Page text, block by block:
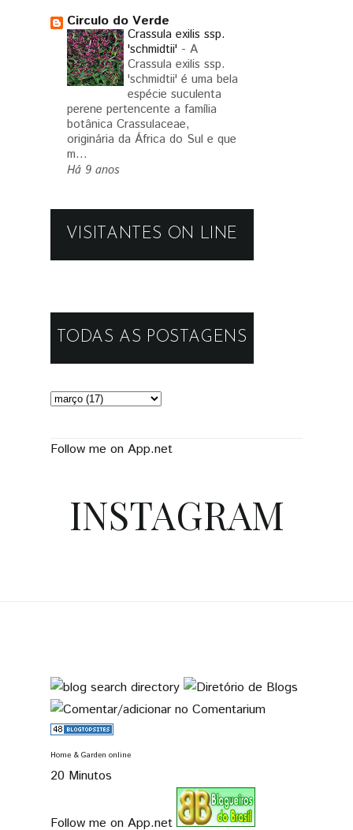
Circulo do Verde
Crassula exilis ssp.
'schmidtii' - A
Crassula exilis ssp.
'schmidtii' é uma bela
espécie suculenta
perene pertencente a família
botânica Crassulaceae,
originária da África do Sul e que
m...
Há 9 anos
VISITANTES ON LINE
TODAS AS POSTAGENS
Follow me on App.net
INSTAGRAM
Home & Garden online
20 Minutos
Follow me on App.net